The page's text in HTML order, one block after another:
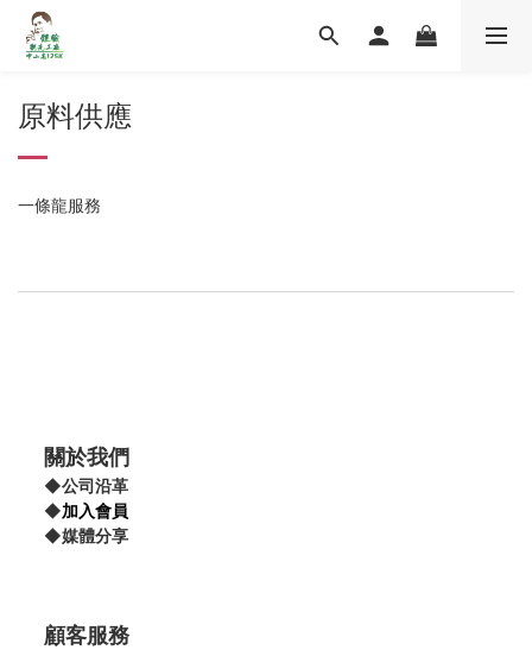
原料供應
一條龍服務
關於我們
◆公司沿革
◆加入會員
◆媒體分享
顧客服務